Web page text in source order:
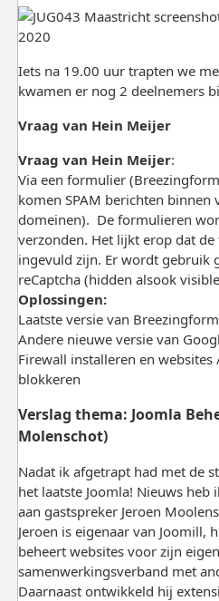
Iets na 19.00 uur trapten we
kwamen er nog 2 deelnemers
Vraag van Hein Meijer
Vraag van Hein Meijer:
Via een formulier
komen SPAM berichten binnen
domeinen). De formulieren
verzonden. Het lijkt erop dat
ingevuld zijn. Er wordt gebruik
reCaptcha (hidden alsook
Oplossingen:
Laatste versie van
Andere nieuwe versie van
Firewall installeren en
blokkeren
Verslag thema: Joomla
Molenschot)
Nadat ik afgetrapt had met de
het laatste Joomla! Nieuws
aan gastspreker Jeroen
Jeroen is eigenaar van
beheert websites voor zijn
samenwerkingsverband met
Daarnaast ontwikkeld hij